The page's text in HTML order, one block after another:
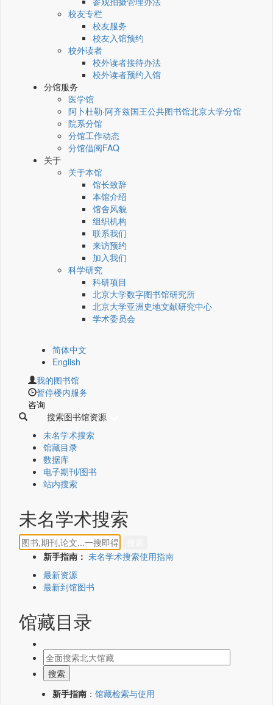
校友专栏
校友服务
校友入馆预约
校外读者
校外读者接待办法
校外读者预约入馆
分馆服务
医学馆
阿卜杜勒·阿齐兹国王公共图书馆北京大学分馆
院系分馆
分馆工作动态
分馆借阅FAQ
关于
关于本馆
馆长致辞
本馆介绍
馆舍风貌
组织机构
联系我们
来访预约
加入我们
科学研究
科研项目
北京大学数字图书馆研究所
北京大学亚洲史地文献研究中心
学术委员会
简体中文
English
我的图书馆
暂停楼内服务
咨询
搜索图书馆资源
未名学术搜索
馆藏目录
数据库
电子期刊/图书
站内搜索
未名学术搜索
新手指南： 未名学术搜索使用指南
最新资源
最新到馆图书
馆藏目录
新手指南 ： 馆藏检索与使用